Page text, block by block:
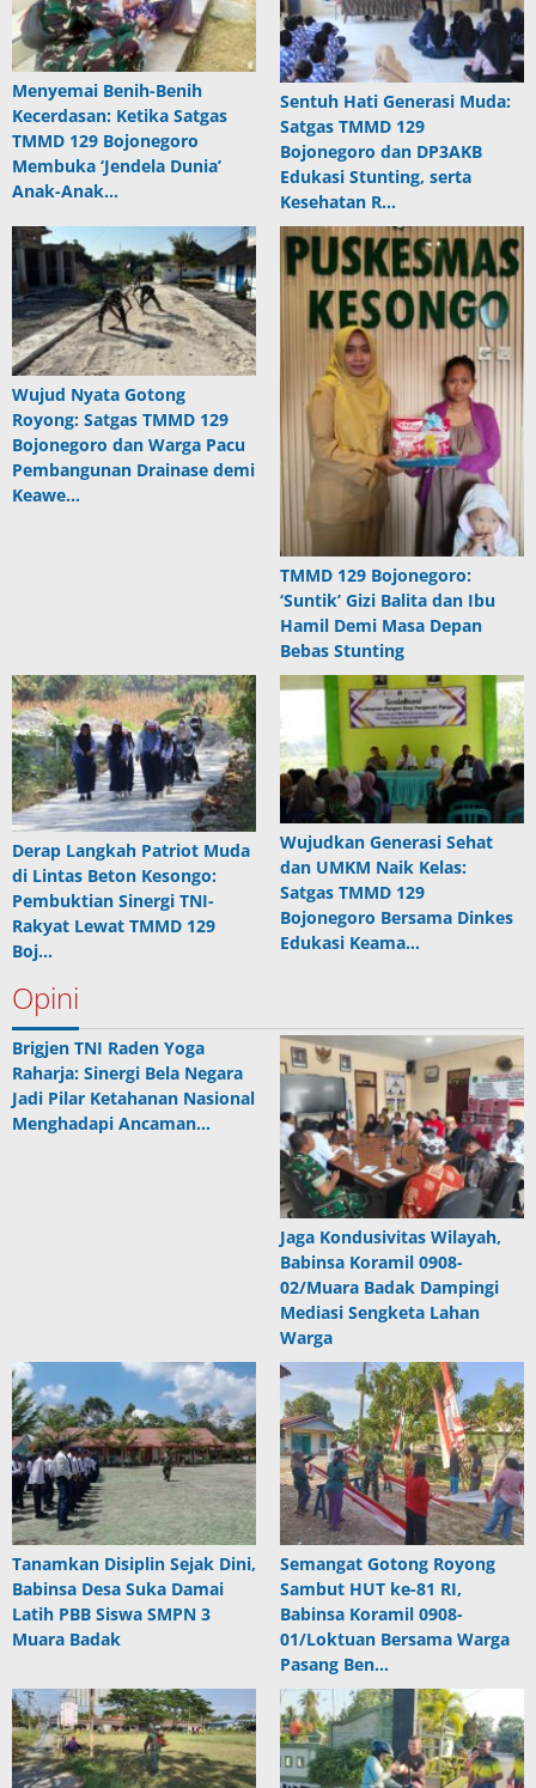
Menyemai Benih-Benih
Kecerdasan: Ketika Satgas
TMMD 129 Bojonegoro
Membuka ‘Jendela Dunia’
Anak-Anak…
Sentuh Hati Generasi Muda:
Satgas TMMD 129
Bojonegoro dan DP3AKB
Edukasi Stunting, serta
Kesehatan R…
Wujud Nyata Gotong
Royong: Satgas TMMD 129
Bojonegoro dan Warga Pacu
Pembangunan Drainase demi
Keawe…
TMMD 129 Bojonegoro:
‘Suntik’ Gizi Balita dan Ibu
Hamil Demi Masa Depan
Bebas Stunting
Derap Langkah Patriot Muda
di Lintas Beton Kesongo:
Pembuktian Sinergi TNI-
Rakyat Lewat TMMD 129
Boj…
Wujudkan Generasi Sehat
dan UMKM Naik Kelas:
Satgas TMMD 129
Bojonegoro Bersama Dinkes
Edukasi Keama…
Opini
Brigjen TNI Raden Yoga
Raharja: Sinergi Bela Negara
Jadi Pilar Ketahanan Nasional
Menghadapi Ancaman…
Jaga Kondusivitas Wilayah,
Babinsa Koramil 0908-
02/Muara Badak Dampingi
Mediasi Sengketa Lahan
Warga
Tanamkan Disiplin Sejak Dini,
Babinsa Desa Suka Damai
Latih PBB Siswa SMPN 3
Muara Badak
Semangat Gotong Royong
Sambut HUT ke-81 RI,
Babinsa Koramil 0908-
01/Loktuan Bersama Warga
Pasang Ben…